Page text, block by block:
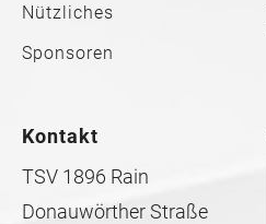
Nützliches
Sponsoren
Kontakt
TSV 1896 Rain
Donauwörther Straße